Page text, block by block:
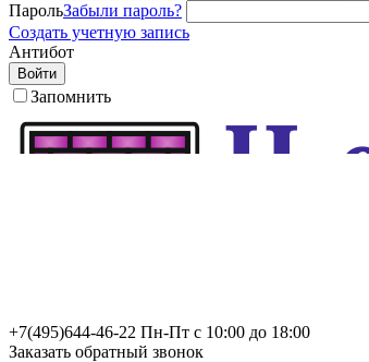
ПарольЗабыли пароль?
Создать учетную запись
Антибот
Войти
Запомнить
+7(495)644-46-22 Пн-Пт с 10:00 до 18:00
Заказать обратный звонок